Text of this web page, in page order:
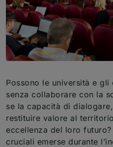
Possono le università e
senza collaborare con la
se la capacità di
restituire valore al
eccellenza del loro
cruciali emerse durante